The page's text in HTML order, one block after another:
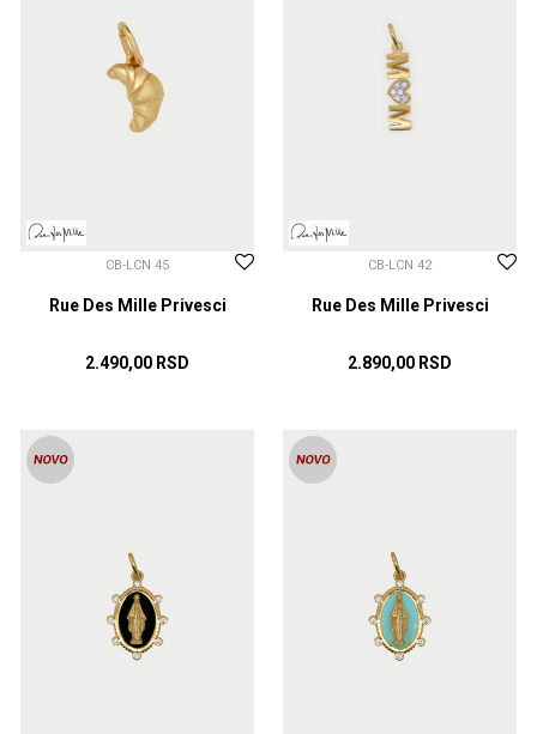
CB-LCN 45
Rue Des Mille Privesci
2.490,00 RSD
CB-LCN 42
Rue Des Mille Privesci
2.890,00 RSD